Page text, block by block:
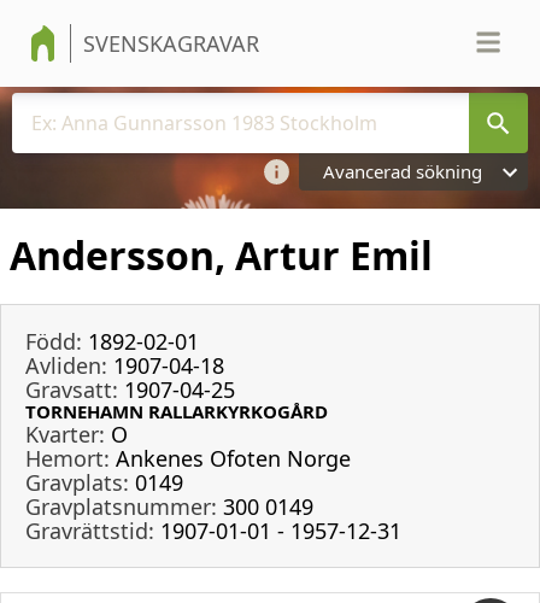
SVENSKAGRAVAR
Avancerad sökning
Andersson, Artur Emil
Född: 1892-02-01
Avliden: 1907-04-18
Gravsatt: 1907-04-25
TORNEHAMN RALLARKYRKOGÅRD
Kvarter: O
Hemort: Ankenes Ofoten Norge
Gravplats: 0149
Gravplatsnummer: 300 0149
Gravrättstid: 1907-01-01 - 1957-12-31